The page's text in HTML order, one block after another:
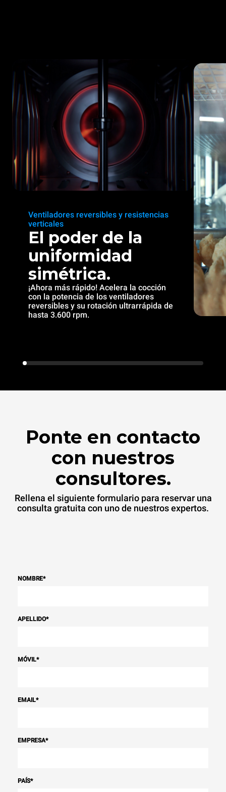
Ventiladores reversibles y resistencias
verticales
El poder de la
uniformidad
simétrica.
¡Ahora más rápido! Acelera la cocción
con la potencia de los ventiladores
reversibles y su rotación ultrarrápida de
hasta 3.600 rpm.
Ponte en contacto
con nuestros
consultores.
Rellena el siguiente formulario para reservar una
consulta gratuita con uno de nuestros expertos.
NOMBRE*
APELLIDO*
MÓVIL*
EMAIL*
EMPRESA*
PAÍS*